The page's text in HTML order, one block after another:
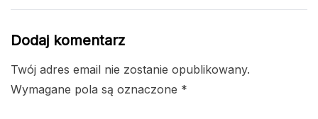
Dodaj komentarz
Twój adres email nie zostanie opublikowany.
Wymagane pola są oznaczone *